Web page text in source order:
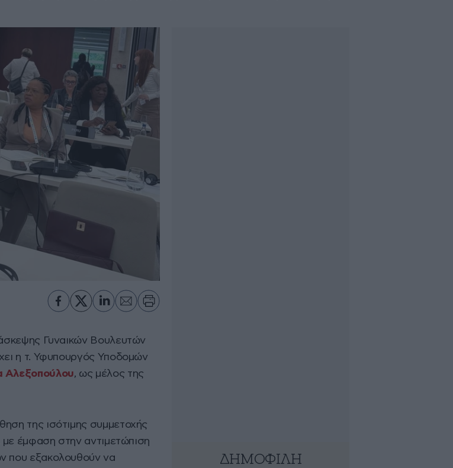
Γυναικών Βουλευτών
η τ. Υφυπουργός Υποδομών
Αλεξοπούλου, ως μέλος της
της ισότιμης συμμετοχής
με έμφαση στην αντιμετώπιση
που εξακολουθούν να
ΔΗΜΟΦΙΛΗ